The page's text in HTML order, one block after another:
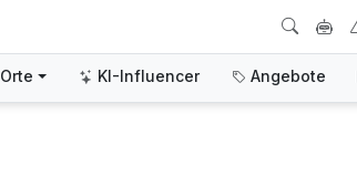
Orte KI-Influencer Angebote